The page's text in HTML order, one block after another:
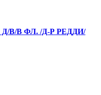
В/В ФЛ. /Д-Р РЕДДИ/